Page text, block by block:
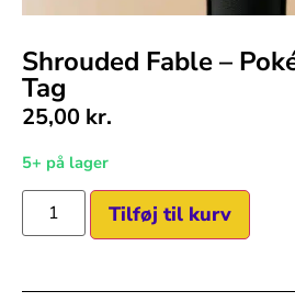
Shrouded Fable –
Tag
25,00 kr.
5+ på lager
Tilføj til kurv